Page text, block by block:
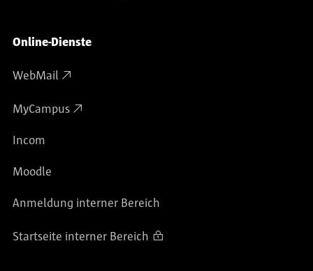
Online-Dienste
WebMail
MyCampus
Incom
Moodle
Anmeldung interner Bereich
Startseite interner Bereich